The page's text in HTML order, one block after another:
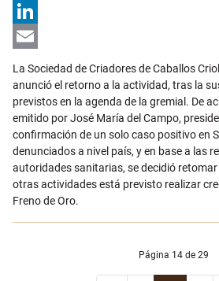
X
LinkedIn
La Sociedad de Criadores de Caballos
anunció el retorno a la actividad, tras la
previstos en la agenda de la gremial. De
emitido por José María del Campo,
confirmación de un solo caso positivo en
denunciados a nivel país, y en base a las
autoridades sanitarias, se decidió
otras actividades está previsto realizar
Freno de Oro.
Página 14 de 29